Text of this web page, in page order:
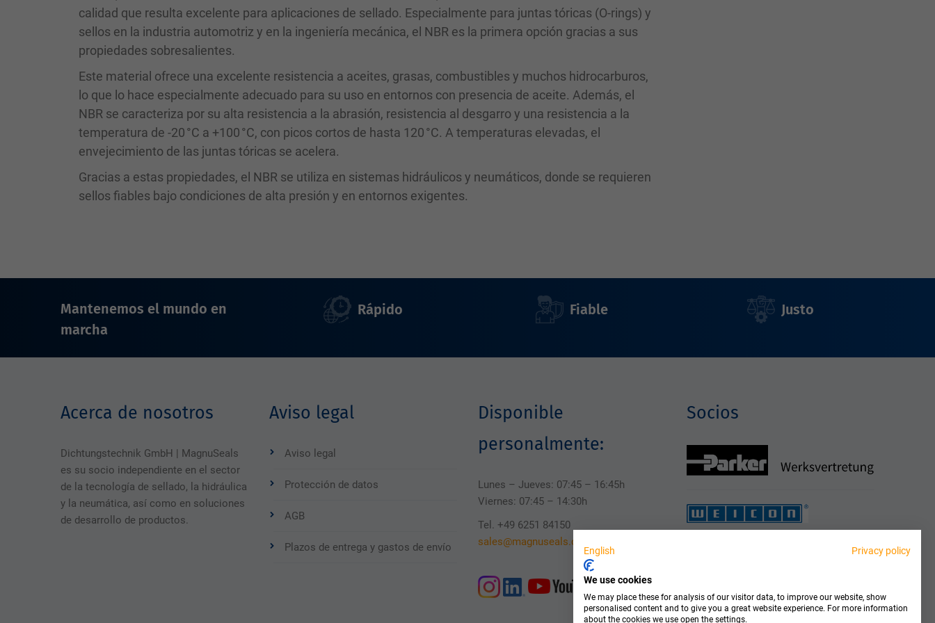
calidad que resulta excelente para aplicaciones de sellado. Especialmente para juntas tóricas (O-rings) y
sellos en la industria automotriz y en la ingeniería mecánica, el NBR es la primera opción gracias a sus
propiedades sobresalientes.
Este material ofrece una excelente resistencia a aceites, grasas, combustibles y muchos hidrocarburos,
lo que lo hace especialmente adecuado para su uso en entornos con presencia de aceite. Además, el
NBR se caracteriza por su alta resistencia a la abrasión, resistencia al desgarro y una resistencia a la
temperatura de -20 °C a +100 °C, con picos cortos de hasta 120 °C. A temperaturas elevadas, el
envejecimiento de las juntas tóricas se acelera.
Gracias a estas propiedades, el NBR se utiliza en sistemas hidráulicos y neumáticos, donde se requieren
sellos fiables bajo condiciones de alta presión y en entornos exigentes.
Mantenemos el mundo en
marcha
Rápido Fiable Justo
Acerca de nosotros
Dichtungstechnik GmbH | MagnuSeals
es su socio independiente en el sector
de la tecnología de sellado, la hidráulica
y la neumática, así como en soluciones
de desarrollo de productos.
Aviso legal
Aviso legal
Protección de datos
AGB
Plazos de entrega y gastos de envío
Disponible
personalmente:
Lunes – Jueves: 07:45 – 16:45h
Viernes: 07:45 – 14:30h
Tel. +49 6251 84150
sales@magnuseals.com
Socios
English Privacy policy
We use cookies
We may place these for analysis of our visitor data, to improve our website, show
personalised content and to give you a great website experience. For more information
about the cookies we use open the settings.